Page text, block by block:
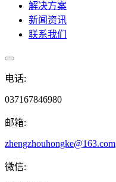
解决方案
新闻资讯
联系我们
电话:
037167846980
邮箱:
zhengzhouhongke@163.com
微信: